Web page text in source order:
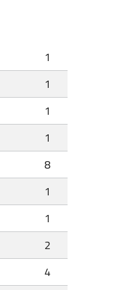
1
1
1
1
8
1
1
2
4